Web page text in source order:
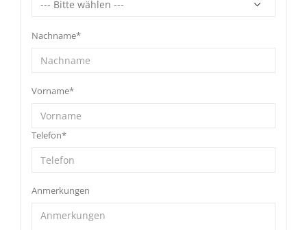
Nachname*
Vorname*
Telefon*
Anmerkungen